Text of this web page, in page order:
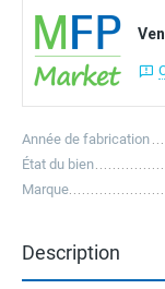
Année de fabrication
État du bien
Marque
Description